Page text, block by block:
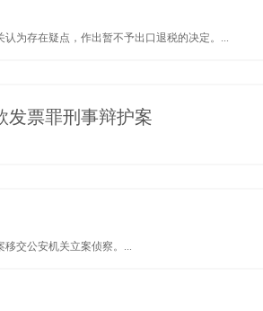
为存在疑点，作出暂不予出口退税的决定。...
发票罪刑事辩护案
交公安机关立案侦察。...